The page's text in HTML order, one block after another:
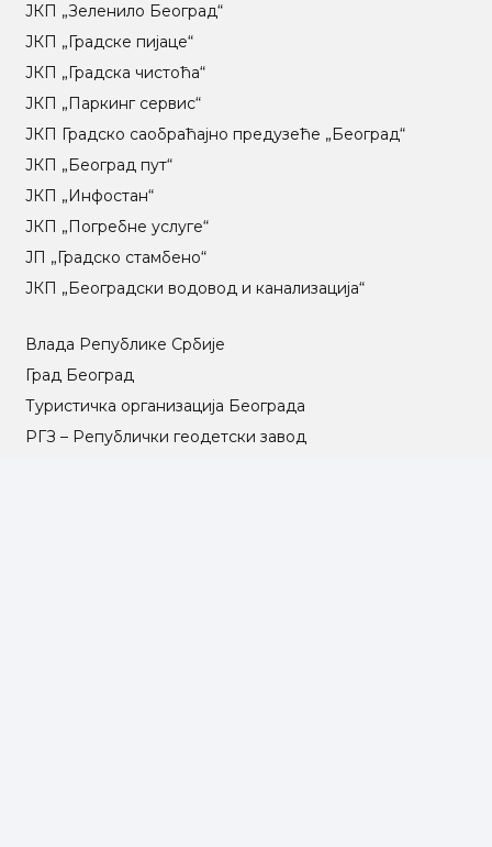
ЈКП „Зеленило Београд“
ЈКП „Градске пијаце“
ЈКП „Градска чистоћа“
ЈКП „Паркинг сервис“
ЈКП Градско саобраћајно предузеће „Београд“
ЈКП „Београд пут“
ЈКП „Инфостан“
ЈКП „Погребне услуге“
ЈП „Градско стамбено“
ЈКП „Београдски водовод и канализација“
Влада Републике Србије
Град Београд
Туристичка организација Београда
РГЗ – Републички геодетски завод